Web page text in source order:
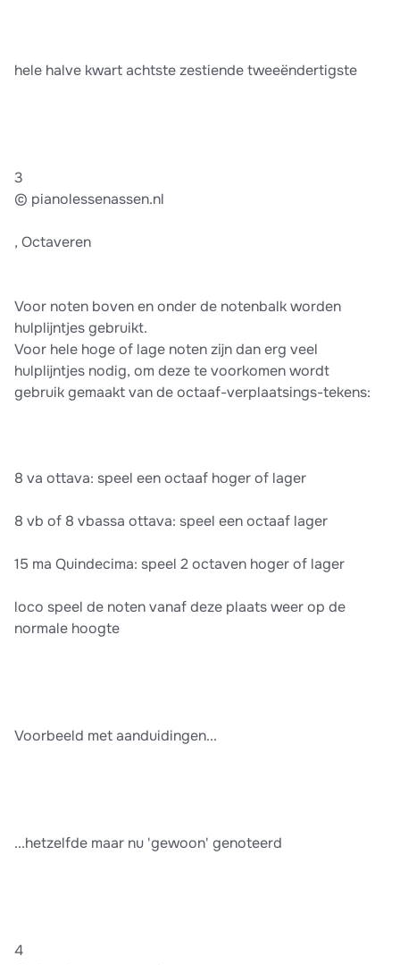
hele halve kwart achtste zestiende tweeëndertigste
3
© pianolessenassen.nl
, Octaveren
Voor noten boven en onder de notenbalk worden
hulplĳntjes gebruikt.
Voor hele hoge of lage noten zĳn dan erg veel
hulplĳntjes nodig, om deze te voorkomen wordt
gebruik gemaakt van de octaaf-verplaatsings-tekens:
8 va ottava: speel een octaaf hoger of lager
8 vb of 8 vbassa ottava: speel een octaaf lager
15 ma Quindecima: speel 2 octaven hoger of lager
loco speel de noten vanaf deze plaats weer op de
normale hoogte
Voorbeeld met aanduidingen...
...hetzelfde maar nu 'gewoon' genoteerd
4